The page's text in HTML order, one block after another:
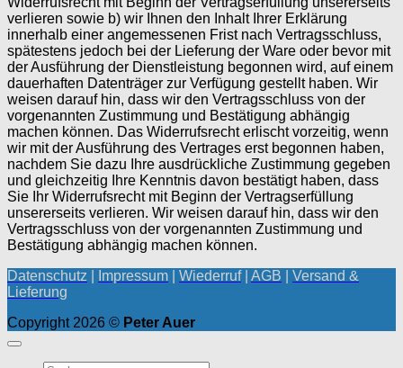
verlieren sowie b) wir Ihnen den Inhalt Ihrer Erklärung
innerhalb einer angemessenen Frist nach Vertragsschluss,
spätestens jedoch bei der Lieferung der Ware oder bevor mit
der Ausführung der Dienstleistung begonnen wird, auf einem
dauerhaften Datenträger zur Verfügung gestellt haben. Wir
weisen darauf hin, dass wir den Vertragsschluss von der
vorgenannten Zustimmung und Bestätigung abhängig
machen können. Das Widerrufsrecht erlischt vorzeitig, wenn
wir mit der Ausführung des Vertrages erst begonnen haben,
nachdem Sie dazu Ihre ausdrückliche Zustimmung gegeben
und gleichzeitig Ihre Kenntnis davon bestätigt haben, dass
Sie Ihr Widerrufsrecht mit Beginn der Vertragserfüllung
unsererseits verlieren. Wir weisen darauf hin, dass wir den
Vertragsschluss von der vorgenannten Zustimmung und
Bestätigung abhängig machen können.
Datenschutz
Impressum Wiederruf| AGB
Versand &
Lieferung
Copyright 2026 © Peter Auer